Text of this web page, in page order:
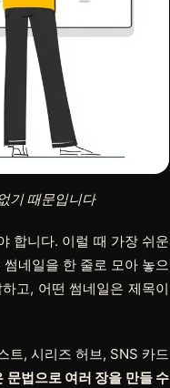
기 때문입니다
합니다. 이럴 때 가장 쉬운
네일을 한 줄로 모아 놓으
고, 어떤 썸네일은 제목이
트, 시리즈 허브, SNS 카드
문법으로 여러 장을 만들 수